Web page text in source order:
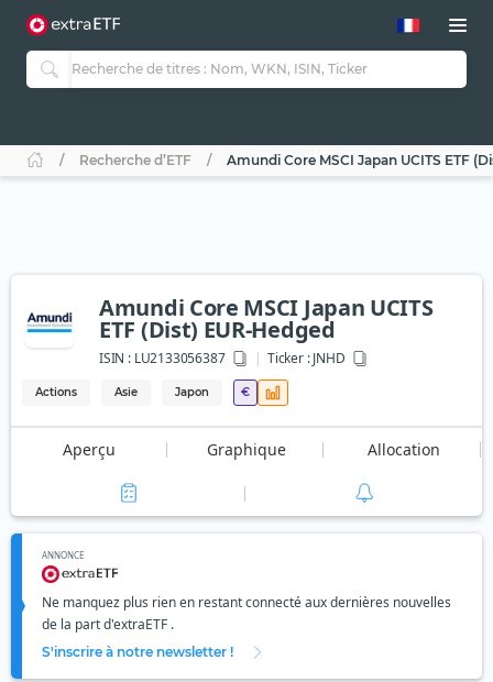
Recherche d’ETF Amundi Core MSCI Japan UCITS ETF
Amundi Core MSCI Japan UCITS
ETF (Dist) EUR-Hedged
ISIN :LU2133056387 Ticker :JNHD
Actions Asie Japon €
Aperçu Graphique Allocation
ANNONCE
Ne manquez plus rien en restant connecté aux dernières nouvelles
de la part d'extraETF .
S'inscrire à notre newsletter !